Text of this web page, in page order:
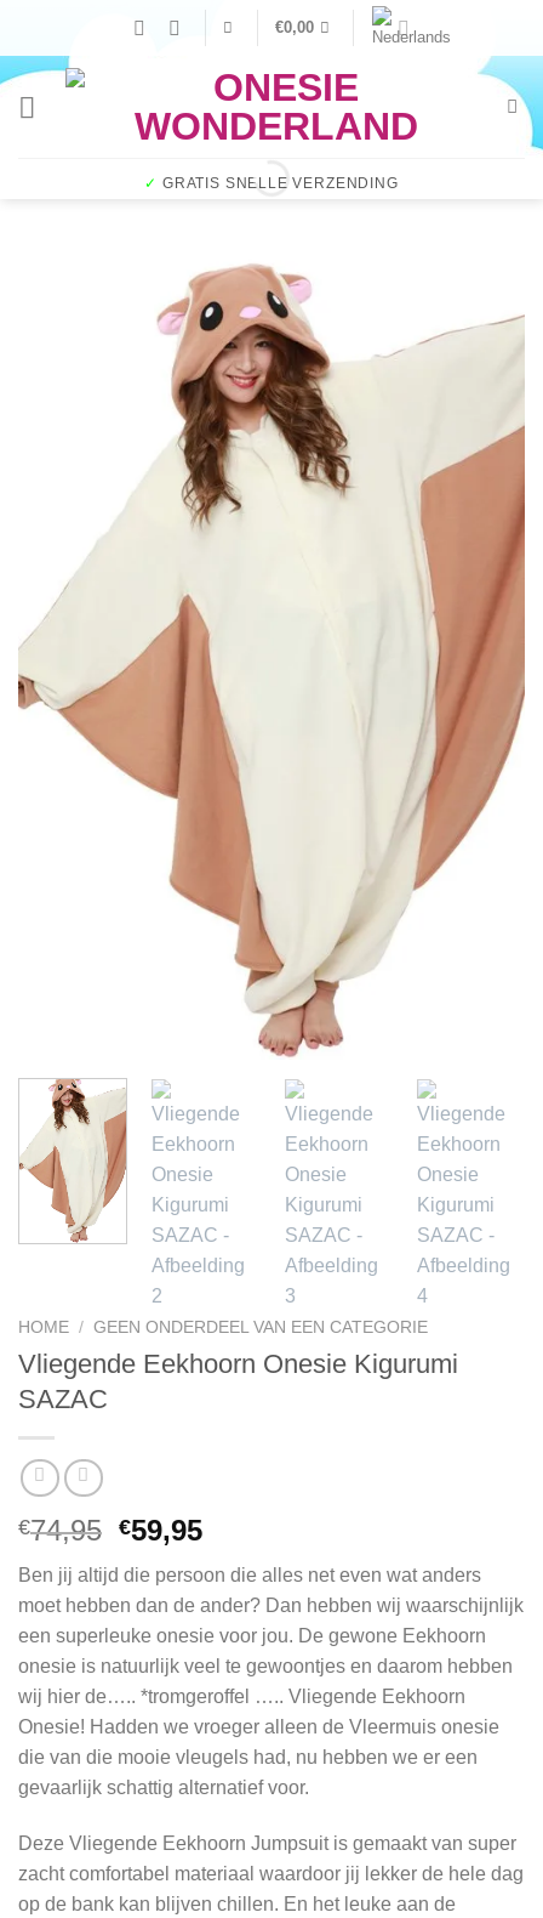
inhoud
€0,00
✓ GRATIS SNELLE VERZENDING
HOME / GEEN ONDERDEEL VAN EEN CATEGORIE
Vliegende Eekhoorn Onesie Kigurumi
SAZAC
€74,95 Oorspronkelijke
was:
€74,95.
€59,95Huidige
is:
€59,95.
Ben jij altijd die persoon die alles net even wat anders
moet hebben dan de ander? Dan hebben wij waarschijnlijk
een superleuke onesie voor jou. De gewone Eekhoorn
onesie is natuurlijk veel te gewoontjes en daarom hebben
wij hier de….. *tromgeroffel ….. Vliegende Eekhoorn
Onesie! Hadden we vroeger alleen de Vleermuis onesie
die van die mooie vleugels had, nu hebben we er een
gevaarlijk schattig alternatief voor.
Deze Vliegende Eekhoorn Jumpsuit is gemaakt van super
zacht comfortabel materiaal waardoor jij lekker de hele dag
op de bank kan blijven chillen. En het leuke aan de